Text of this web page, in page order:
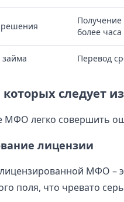
более часа
Перевод
следует
легко совершить
лицензии
МФО –
поля, что чревато